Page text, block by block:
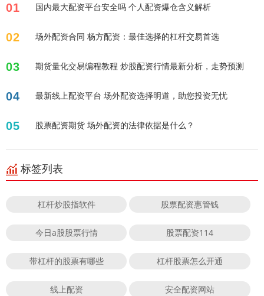
01 国内最大配资平台安全吗 个人配资爆仓含义解析
02 场外配资合同 杨方配资：最佳选择的杠杆交易首选
03 期货量化交易编程教程 炒股配资行情最新分析，走势预测
04 最新线上配资平台 场外配资选择明道，助您投资无忧
05 股票配资期货 场外配资的法律依据是什么？
标签列表
杠杆炒股指软件 股票配资惠管钱
今日a股股票行情 股票配资114
带杠杆的股票有哪些 杠杆股票怎么开通
线上配资 安全配资网站